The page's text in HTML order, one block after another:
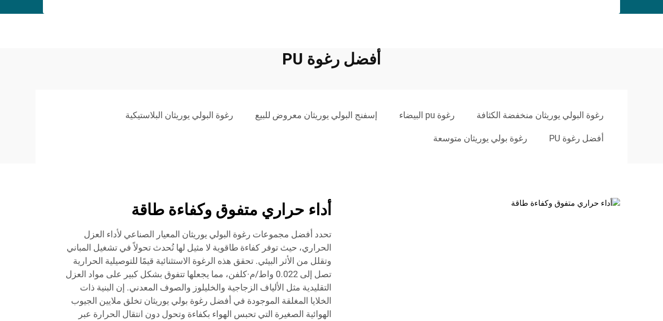
أفضل رغوة PU
رغوة البولي يوريثان منخفضة الكثافة رغوة pu البيضاء إسفنج البولي يوريثان معروض للبيع رغوة البولي يوريثان البلاستيكية
أفضل رغوة PU رغوة بولي يوريثان متوسعة
أداء حراري متفوق وكفاءة طاقة
تحدد أفضل مجموعات رغوة البولي يوريثان المعيار الصناعي لأداء العزل
الحراري، حيث توفر كفاءة طاقوية لا مثيل لها تُحدث تحولاً في تشغيل المباني
وتقلل من الأثر البيئي. تحقق هذه الرغوة الاستثنائية قيمًا للتوصيلية الحرارية
تصل إلى 0.022 واط/م·كلفن، مما يجعلها تتفوق بشكل كبير على مواد العزل
التقليدية مثل الألياف الزجاجية والخليلوز والصوف المعدني. إن البنية ذات
الخلايا المغلقة الموجودة في أفضل رغوة بولي يوريثان تخلق ملايين الجيوب
الهوائية الصغيرة التي تحبس الهواء بكفاءة وتحول دون انتقال الحرارة عبر